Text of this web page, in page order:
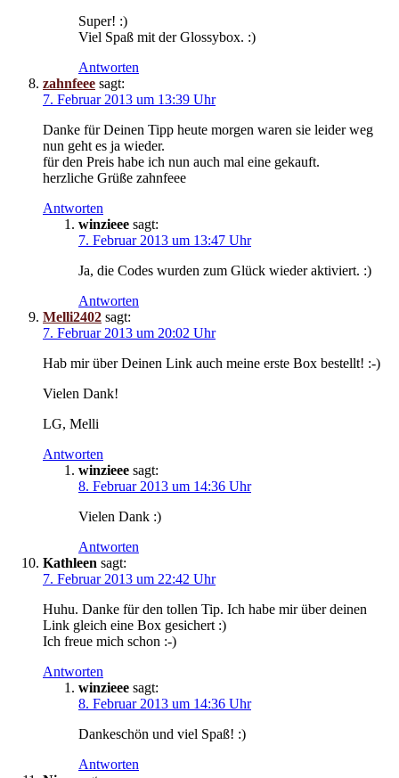
Super! :)
Viel Spaß mit der Glossybox. :)
Antworten
zahnfeee sagt:
7. Februar 2013 um 13:39 Uhr
Danke für Deinen Tipp heute morgen waren sie leider weg
nun geht es ja wieder.
für den Preis habe ich nun auch mal eine gekauft.
herzliche Grüße zahnfeee
Antworten
winzieee sagt:
7. Februar 2013 um 13:47 Uhr
Ja, die Codes wurden zum Glück wieder aktiviert. :)
Antworten
Melli2402 sagt:
7. Februar 2013 um 20:02 Uhr
Hab mir über Deinen Link auch meine erste Box bestellt! :-)
Vielen Dank!
LG, Melli
Antworten
winzieee sagt:
8. Februar 2013 um 14:36 Uhr
Vielen Dank :)
Antworten
Kathleen sagt:
7. Februar 2013 um 22:42 Uhr
Huhu. Danke für den tollen Tip. Ich habe mir über deinen
Link gleich eine Box gesichert :)
Ich freue mich schon :-)
Antworten
winzieee sagt:
8. Februar 2013 um 14:36 Uhr
Dankeschön und viel Spaß! :)
Antworten